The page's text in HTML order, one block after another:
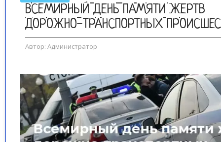
ВСЕМИРНЫЙ ДЕНЬ ПАМЯТИ ЖЕРТВ
ДОРОЖНО-ТРАНСПОРТНЫХ
Автор: Администратор